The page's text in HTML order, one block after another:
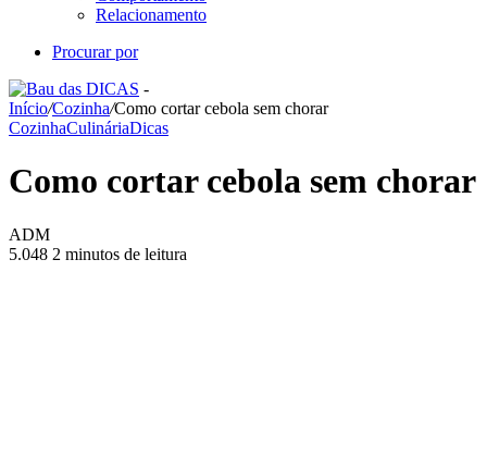
Relacionamento
Procurar por
-
Início/Cozinha/Como cortar cebola sem chorar
CozinhaCulináriaDicas
Como cortar cebola sem chorar
ADM
5.048 2 minutos de leitura